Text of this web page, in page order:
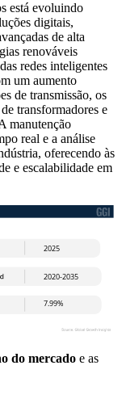
está evoluindo
digitais,
de alta
renováveis
redes inteligentes
um aumento
de transmissão, os
transformadores e
manutenção
real e a análise
oferecendo às
e escalabilidade em
do mercado e as